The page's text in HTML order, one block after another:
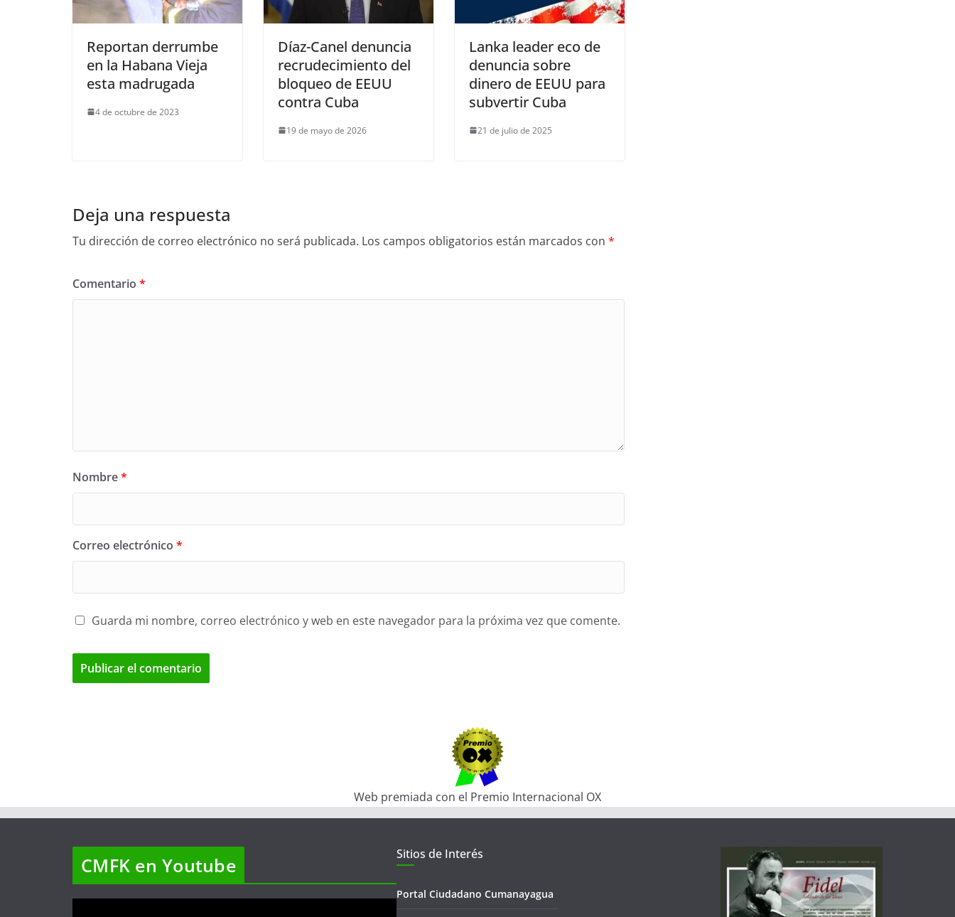
Reportan derrumbe
en la Habana Vieja
esta madrugada
4 de octubre de 2023
Díaz-Canel denuncia
recrudecimiento del
bloqueo de EEUU
contra Cuba
19 de mayo de 2026
Lanka leader eco de
denuncia sobre
dinero de EEUU para
subvertir Cuba
21 de julio de 2025
Deja una respuesta
Tu dirección de correo electrónico no será publicada. Los campos obligatorios están marcados con *
Comentario *
Nombre*
Correo electrónico *
Guarda mi nombre, correo electrónico y web en este navegador para la próxima vez que comente.
Web premiada con el Premio Internacional OX
CMFK en Youtube Sitios de Interés
Portal Ciudadano Cumanayagua